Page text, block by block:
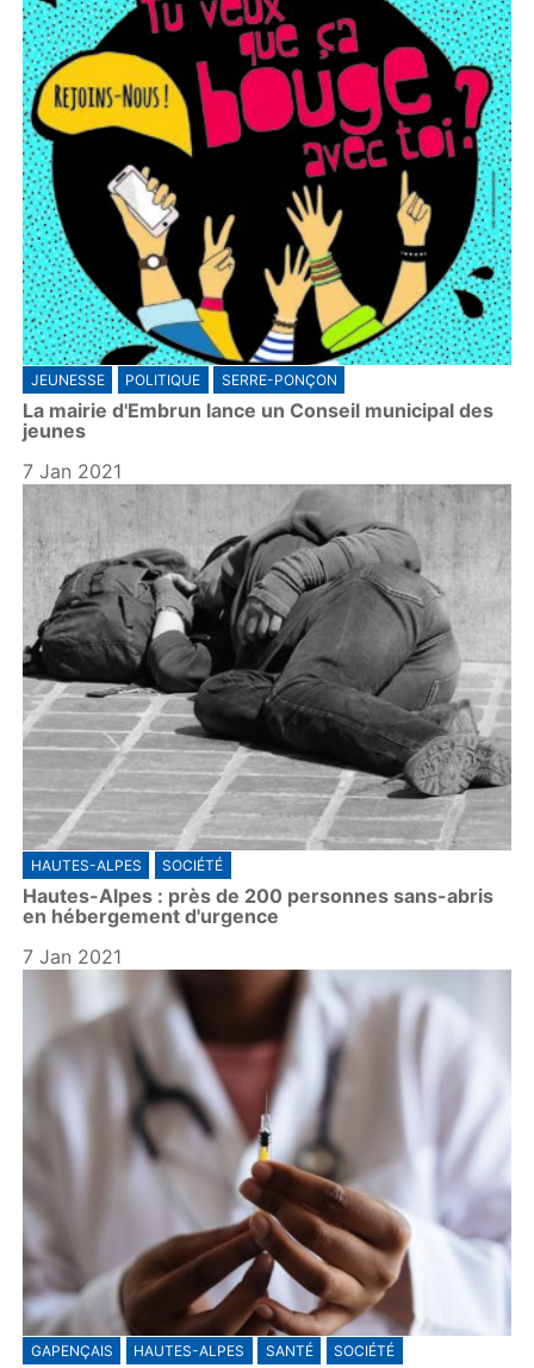
JEUNESSE POLITIQUE SERRE-PONÇON
La mairie d'Embrun lance un Conseil municipal des
jeunes
7 Jan 2021
HAUTES-ALPES SOCIÉTÉ
Hautes-Alpes : près de 200 personnes sans-abris
en hébergement d'urgence
7 Jan 2021
GAPENÇAIS HAUTES-ALPES SANTÉ SOCIÉTÉ